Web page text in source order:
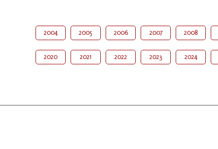
2004 2005 2006 2007 2008
2020 2021 2022 2023 2024